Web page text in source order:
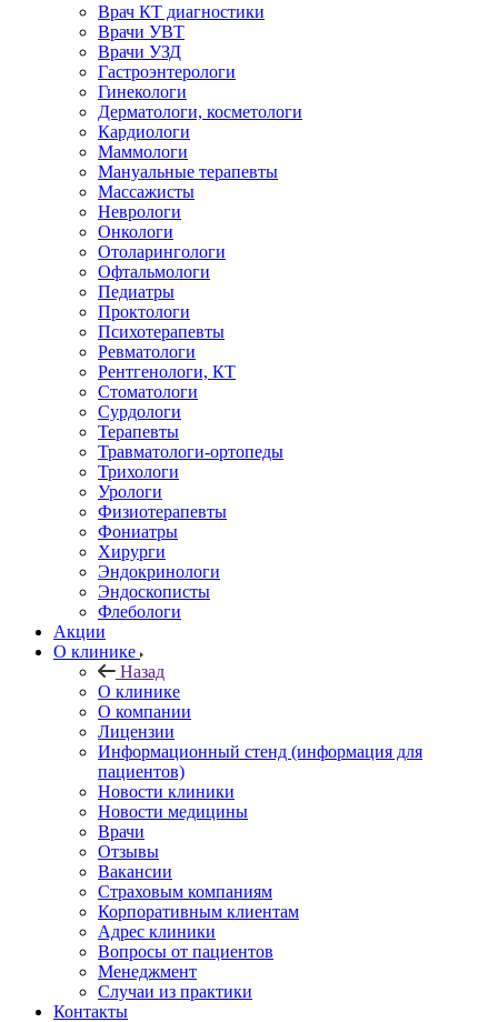
Врач КТ диагностики
Врачи УВТ
Врачи УЗД
Гастроэнтерологи
Гинекологи
Дерматологи, косметологи
Кардиологи
Маммологи
Мануальные терапевты
Массажисты
Неврологи
Онкологи
Отоларингологи
Офтальмологи
Педиатры
Проктологи
Психотерапевты
Ревматологи
Рентгенологи, КТ
Стоматологи
Сурдологи
Терапевты
Травматологи-ортопеды
Трихологи
Урологи
Физиотерапевты
Фониатры
Хирурги
Эндокринологи
Эндоскописты
Флебологи
Акции
О клинике
Назад
О клинике
О компании
Лицензии
Информационный стенд (информация для
пациентов)
Новости клиники
Новости медицины
Врачи
Отзывы
Вакансии
Страховым компаниям
Корпоративным клиентам
Адрес клиники
Вопросы от пациентов
Менеджмент
Случаи из практики
Контакты